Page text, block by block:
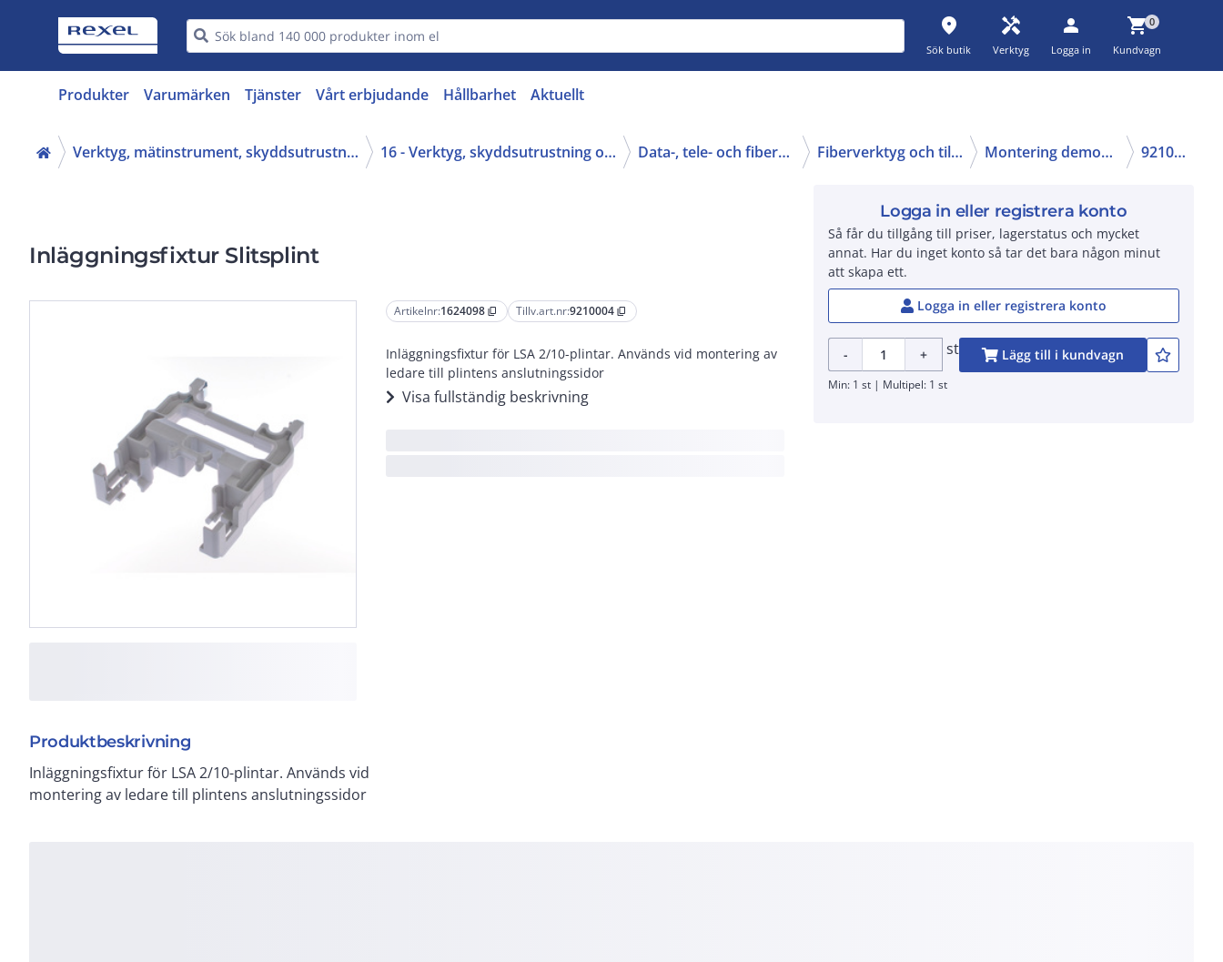
place
Sök butik
handyman
Verktyg
person
Logga in
shopping_cart0
Kundvagn
Produkter Varumärken Tjänster Vårt erbjudande Hållbarhet Aktuellt
Verktyg, mätinstrument, skyddsutrustning (16, 42) 16 - Verktyg, skyddsutrustning och kläder Data-, tele- och fiberverktyg Fiberverktyg och tillbehör Montering demontering 9210004
Inläggningsfixtur Slitsplint
Artikelnr:1624098 content_copy Tillv.art.nr:9210004 content_copy
Inläggningsfixtur för LSA 2/10-plintar. Används vid montering av
ledare till plintens anslutningssidor
Visa fullständig beskrivning
Produktbeskrivning
Inläggningsfixtur för LSA 2/10-plintar. Används vid
montering av ledare till plintens anslutningssidor
Logga in eller registrera konto
Så får du tillgång till priser, lagerstatus och mycket
annat. Har du inget konto så tar det bara någon minut
att skapa ett.
Logga in eller registrera konto
- + st Lägg till i kundvagn
Min: 1 st | Multipel: 1 st